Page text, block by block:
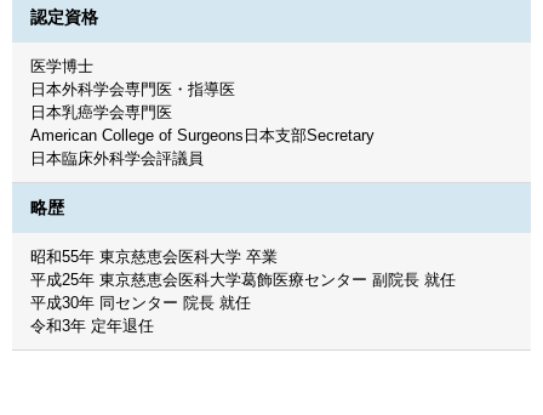
認定資格
医学博士
日本外科学会専門医・指導医
日本乳癌学会専門医
American College of Surgeons日本支部Secretary
日本臨床外科学会評議員
略歴
昭和55年 東京慈恵会医科大学 卒業
平成25年 東京慈恵会医科大学葛飾医療センター 副院長 就任
平成30年 同センター 院長 就任
令和3年 定年退任